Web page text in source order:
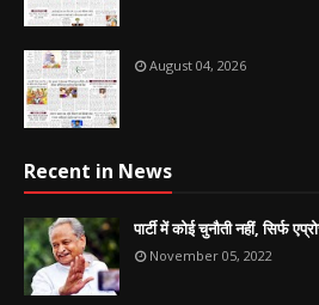
August 04, 2026
Recent in News
पार्टी में कोई चुनौती नहीं, सिर्फ
November 05, 2022